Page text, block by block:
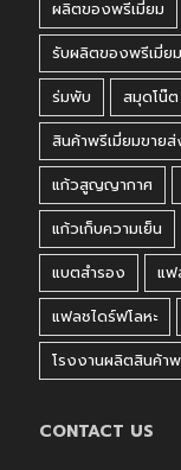
ผลิตของพรีเมี่ยม
รับผลิตของพรีเมี่ยม
ร่มพับ
สมุดโน๊ต
สินค้าพรีเมี่ยมขายส่
แก้วสูญญากาศ
แก้วเก็บความเย็น
แบตสำรอง
แฟ
แฟลชไดร์ฟโลหะ
โรงงานผลิตสินค้า
CONTACT US